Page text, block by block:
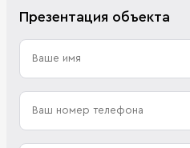
Презентация объекта